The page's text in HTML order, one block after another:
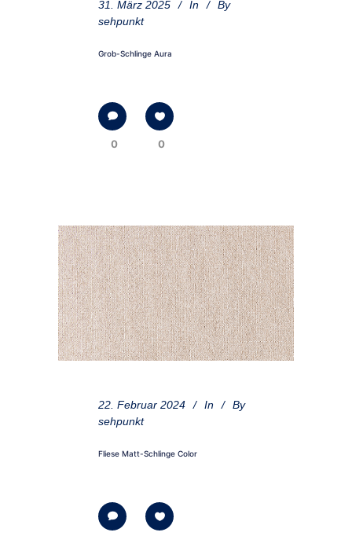
31. März 2025 In
By
sehpunkt
Grob-Schlinge Aura
0 0
22. Februar 2024 In
By
sehpunkt
Fliese Matt-Schlinge Color